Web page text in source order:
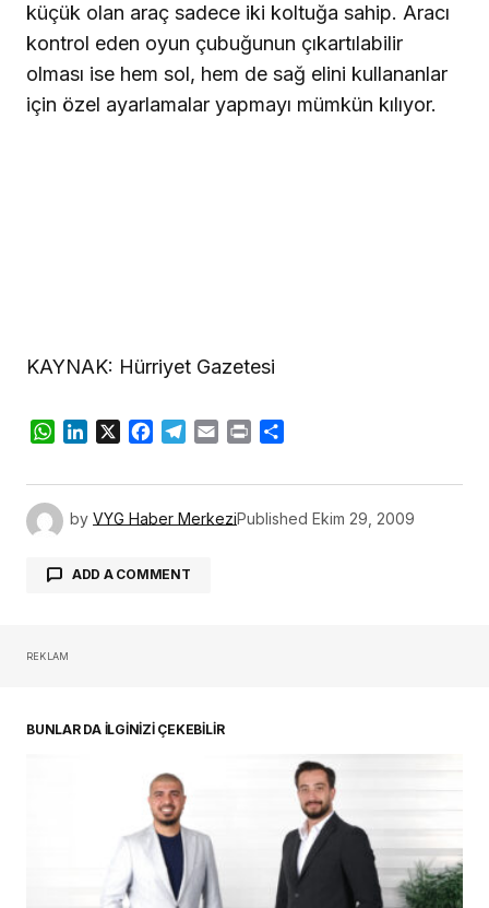
küçük olan araç sadece iki koltuğa sahip. Aracı
kontrol eden oyun çubuğunun çıkartılabilir
olması ise hem sol, hem de sağ elini kullananlar
için özel ayarlamalar yapmayı mümkün kılıyor.
KAYNAK: Hürriyet Gazetesi
WhatsApp
LinkedIn
X Facebook
Telegram
Email Print
by VYG Haber MerkeziPublished Ekim 29, 2009
ADD A COMMENT
REKLAM
BUNLAR DA İLGİNİZİ ÇEKEBİLİR